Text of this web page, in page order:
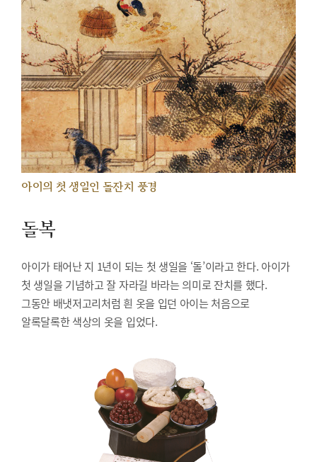
아이의 첫 생일인 돌잔치 풍경
돌복
아이가 태어난 지 1년이 되는 첫 생일을 ‘돌’이라고 한다. 아이가
첫 생일을 기념하고 잘 자라길 바라는 의미로 잔치를 했다.
그동안 배냇저고리처럼 흰 옷을 입던 아이는 처음으로
알록달록한 색상의 옷을 입었다.